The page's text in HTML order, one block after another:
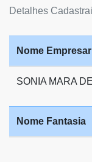
Detalhes
Nome
SONIA MARA
Nome Fantasia